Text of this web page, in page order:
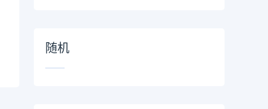
随机